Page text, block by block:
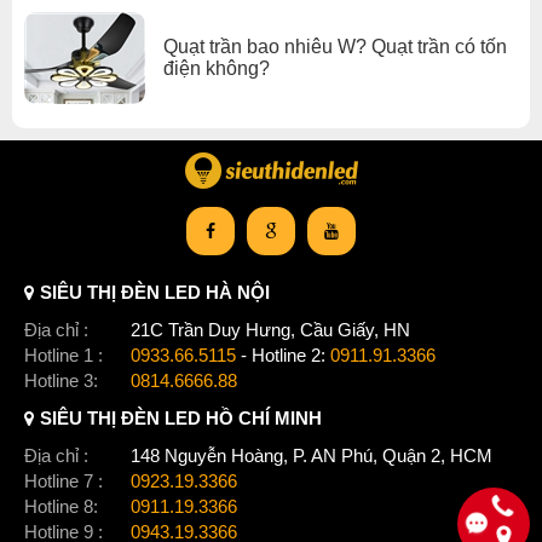
YOKO 020 với thiết kế màu đen mờ sang trọng
mang phong cánh cổ điển, kết hợp giữa đèn chiếu sáng và
quạt trần tôn lên sự đẳng cấp, tráng lệ cho căn phòng.Thân
quạt được làm từ hợp kim không gỉ, phủ bên ngoài là lớp sơn
chống hơi nước và bám bụi. Với những đường nét bo tròn
mềm mại và tinh tế.
Quạt trần bao nhiêu W? Quạt trần có tốn
điện không?
SIÊU THỊ ĐÈN LED HÀ NỘI
Địa chỉ :
21C Trần Duy Hưng, Cầu Giấy, HN
Hotline 1 :
0933.66.5115 - Hotline 2: 0911.91.3366
Hotline 3:
0814.6666.88
SIÊU THỊ ĐÈN LED HỒ CHÍ MINH
Địa chỉ :
148 Nguyễn Hoàng, P. AN Phú, Quận 2, HCM
Hotline 7 :
0923.19.3366
Hotline 8:
0911.19.3366
Hotline 9 :
0943.19.3366